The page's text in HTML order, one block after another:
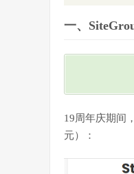
一、
19周年庆期间
元）：